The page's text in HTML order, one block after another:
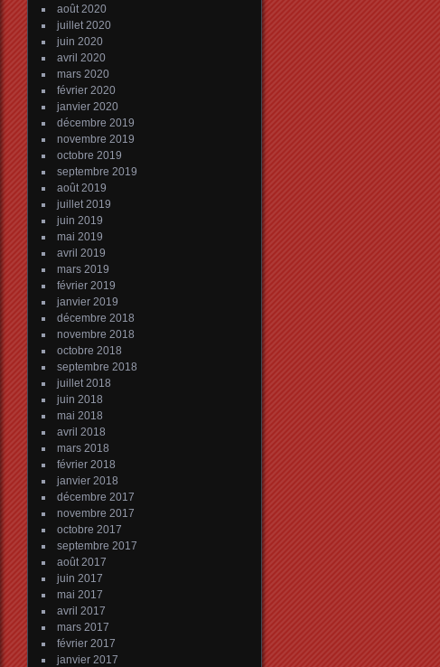
août 2020
juillet 2020
juin 2020
avril 2020
mars 2020
février 2020
janvier 2020
décembre 2019
novembre 2019
octobre 2019
septembre 2019
août 2019
juillet 2019
juin 2019
mai 2019
avril 2019
mars 2019
février 2019
janvier 2019
décembre 2018
novembre 2018
octobre 2018
septembre 2018
juillet 2018
juin 2018
mai 2018
avril 2018
mars 2018
février 2018
janvier 2018
décembre 2017
novembre 2017
octobre 2017
septembre 2017
août 2017
juin 2017
mai 2017
avril 2017
mars 2017
février 2017
janvier 2017